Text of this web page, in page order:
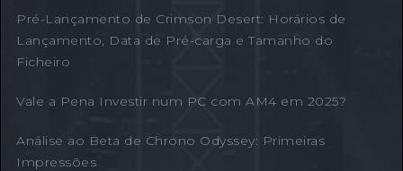
Pré-Lançamento de Crimson Desert: Horários de
Lançamento, Data de Pré-carga e Tamanho do
Ficheiro
Vale a Pena Investir num PC com AM4 em 2025?
Análise ao Beta de Chrono Odyssey: Primeiras
Impressões